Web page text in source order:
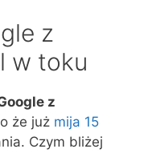
z
w toku
z
że już mija 15
Czym bliżej